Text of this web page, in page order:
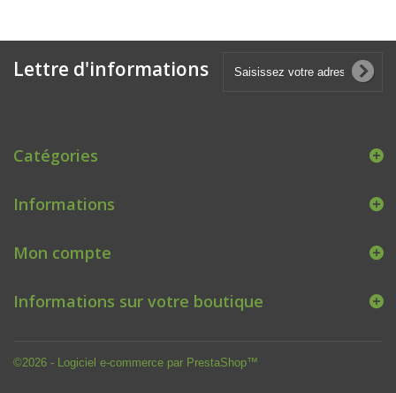
Lettre d'informations
Catégories
Informations
©2026 - Logiciel e-commerce par PrestaShop™
Mon compte
Informations sur votre boutique